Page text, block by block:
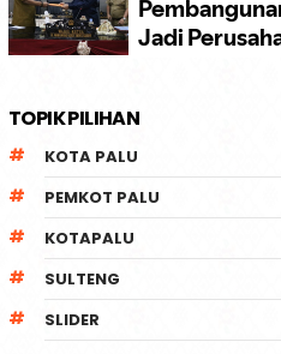
TOPIK PILIHAN
KOTA PALU
PEMKOT PALU
KOTAPALU
SULTENG
SLIDER